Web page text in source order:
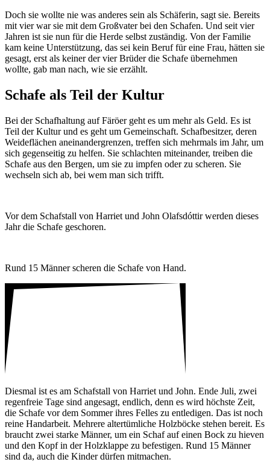
Doch sie wollte nie was anderes sein als Schä­ferin, sagt sie. Bereits
mit vier war sie mit dem Groß­vater bei den Schafen. Und seit vier
Jahren ist sie nun für die Herde selbst zuständig. Von der Familie
kam keine Unter­stüt­zung, das sei kein Beruf für eine Frau, hätten sie
gesagt, erst als keiner der vier Brüder die Schafe über­nehmen
wollte, gab man nach, wie sie erzählt.
Schafe als Teil der Kultur
Bei der Schaf­hal­tung auf Färöer geht es um mehr als Geld. Es ist
Teil der Kultur und es geht um Gemein­schaft. Schaf­be­sitzer, deren
Weide­flä­chen anein­an­der­grenzen, treffen sich mehr­mals im Jahr, um
sich gegen­seitig zu helfen. Sie schlachten mitein­ander, treiben die
Schafe aus den Bergen, um sie zu impfen oder zu scheren. Sie
wech­seln sich ab, bei wem man sich trifft.
Vor dem Schaf­stall von Harriet und John Olaf­sdóttir werden dieses
Jahr die Schafe geschoren.
Rund 15 Männer scheren die Schafe von Hand.
Diesmal ist es am Schaf­stall von Harriet und John. Ende Juli, zwei
regen­freie Tage sind ange­sagt, endlich, denn es wird höchste Zeit,
die Schafe vor dem Sommer ihres Felles zu entle­digen. Das ist noch
reine Hand­ar­beit. Mehrere alter­tüm­liche Holz­böcke stehen bereit. Es
braucht zwei starke Männer, um ein Schaf auf einen Bock zu hieven
und den Kopf in der Holz­klappe zu befes­tigen. Rund 15 Männer
sind da, auch die Kinder dürfen mitma­chen.